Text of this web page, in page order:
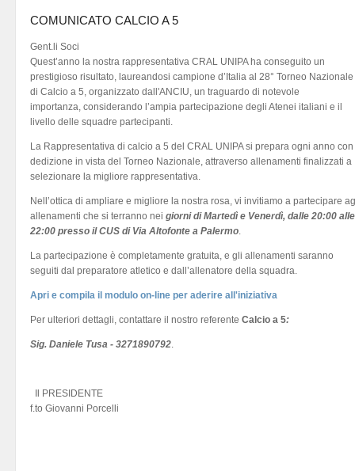
COMUNICATO CALCIO A 5
Gent.li Soci
Quest’anno la nostra rappresentativa CRAL UNIPA ha conseguito un
prestigioso risultato, laureandosi campione d’Italia al 28° Torneo Nazionale
di Calcio a 5, organizzato dall'ANCIU, un traguardo di notevole
importanza, considerando l’ampia partecipazione degli Atenei italiani e il
livello delle squadre partecipanti.
La Rappresentativa di calcio a 5 del CRAL UNIPA si prepara ogni anno con
dedizione in vista del Torneo Nazionale, attraverso allenamenti finalizzati a
selezionare la migliore rappresentativa.
Nell’ottica di ampliare e migliore la nostra rosa, vi invitiamo a partecipare
allenamenti che si terranno nei giorni di Martedì e Venerdì, dalle 20:00 alle
22:00 presso il CUS di Via Altofonte a Palermo
La partecipazione è completamente gratuita, e gli allenamenti saranno
seguiti dal preparatore atletico e dall’allenatore della squadra.
Apri e compila il modulo on-line per aderire all'iniziativa
Per ulteriori dettagli, contattare il nostro referente Calcio a 5:
Sig. Daniele Tusa - 3271890792
Il PRESIDENTE
f.to Giovanni Porcelli